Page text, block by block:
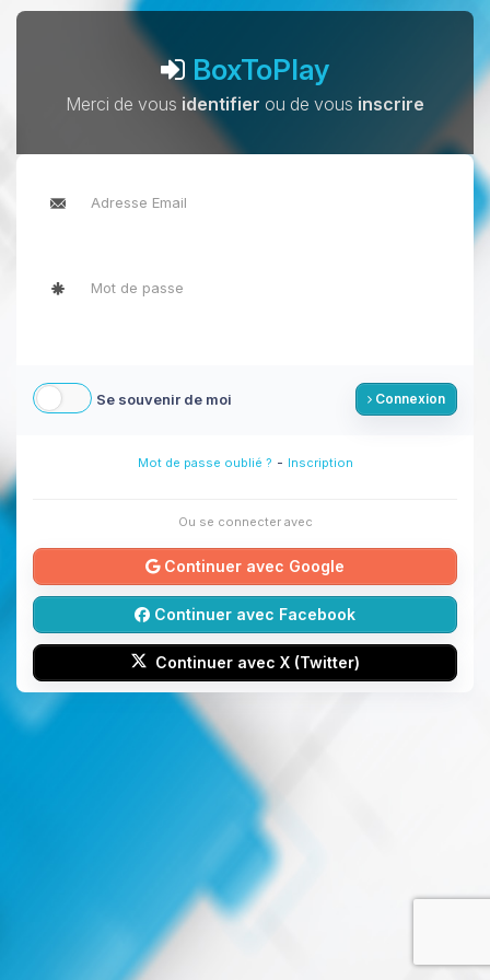
BoxToPlay
Merci de vous identifier ou de vous inscrire
Se souvenir de moi Connexion
Mot de passe oublié ? - Inscription
Ou se connecter avec
Continuer avec Google
Continuer avec Facebook
Continuer avec X (Twitter)